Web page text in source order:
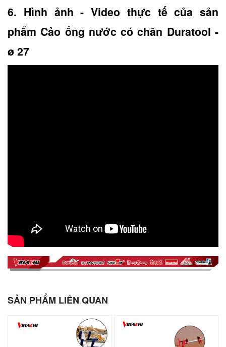
6. Hình ảnh - Video thực tế của sản
phẩm Cảo ống nước có chân Duratool -
ø 27
SẢN PHẨM LIÊN QUAN